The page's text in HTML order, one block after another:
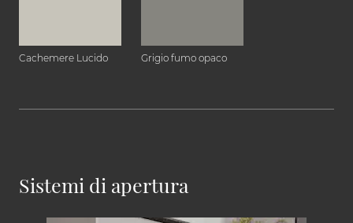
Cachemere Lucido Grigio fumo opaco
Sistemi di apertura